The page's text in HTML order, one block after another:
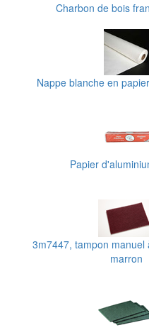
Charbon de bois
Nappe blanche en
Papier
3m7447, tampon manuel
marron